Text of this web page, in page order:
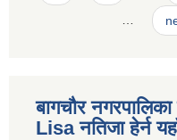
…
बागचौर
Lisa नतिजा हेर्न